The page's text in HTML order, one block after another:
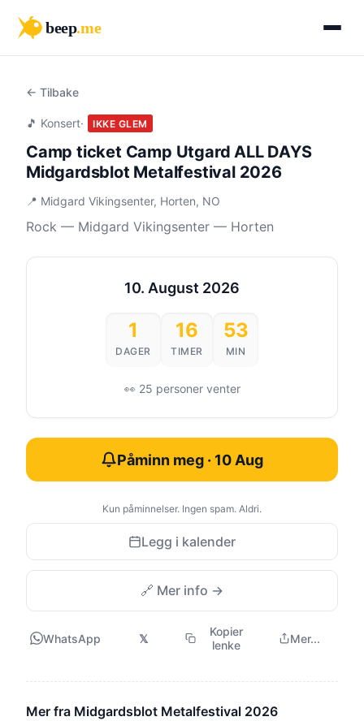
beep.me
← Tilbake
🎵 Konsert· IKKE GLEM
Camp ticket Camp Utgard ALL DAYS
Midgardsblot Metalfestival 2026
📍 Midgard Vikingsenter, Horten, NO
Rock — Midgard Vikingsenter — Horten
10. August 2026
1
DAGER
16
TIMER
53
MIN
👀 25 personer venter
Påminn meg · 10 Aug
Kun påminnelser. Ingen spam. Aldri.
Legg i kalender
🔗 Mer info →
WhatsApp 𝕏
Kopier
lenke
Mer...
Mer fra Midgardsblot Metalfestival 2026